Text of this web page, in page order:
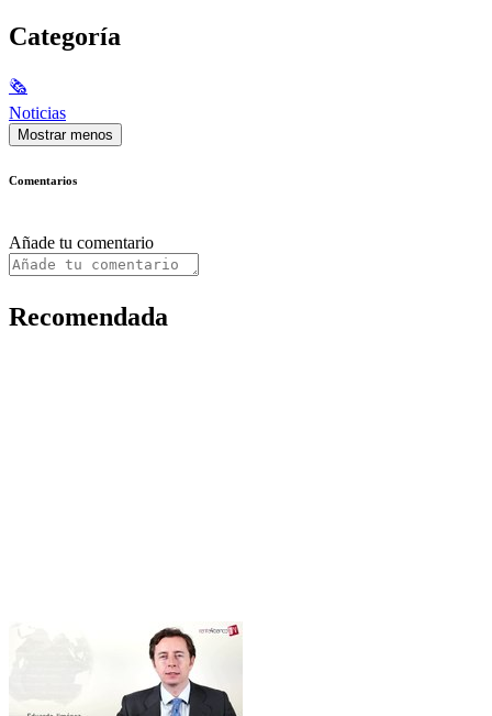
Categoría
🗞
Noticias
Mostrar menos
Comentarios
Añade tu comentario
Recomendada